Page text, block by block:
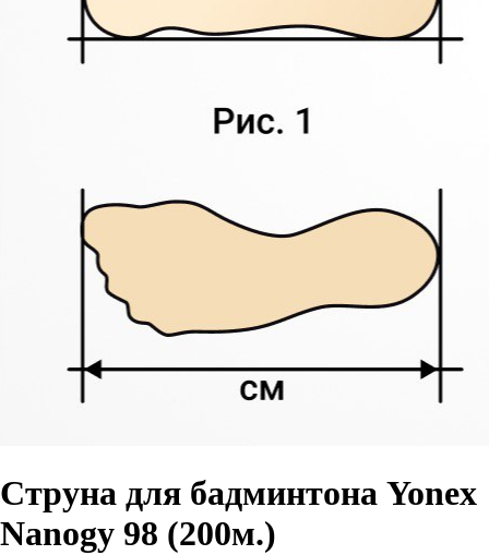
Струна для бадминтона Yonex
Nanogy 98 (200м.)